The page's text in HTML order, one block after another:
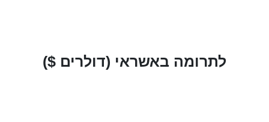
לתרומה באשראי (דולרים $)